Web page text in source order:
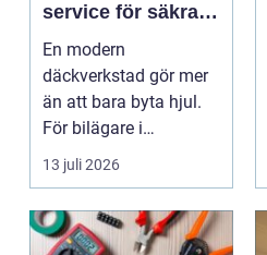
service för säkra
mil året runt
En modern
däckverkstad gör mer
än att bara byta hjul.
För bilägare i
Stockholm handlar
valet av däck...
13 juli 2026